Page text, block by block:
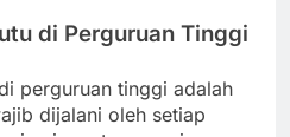
di Perguruan Tinggi
perguruan tinggi adalah
dijalani oleh setiap